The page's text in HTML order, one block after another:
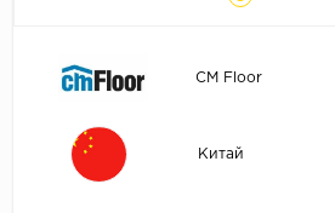
CM Floor
Китай